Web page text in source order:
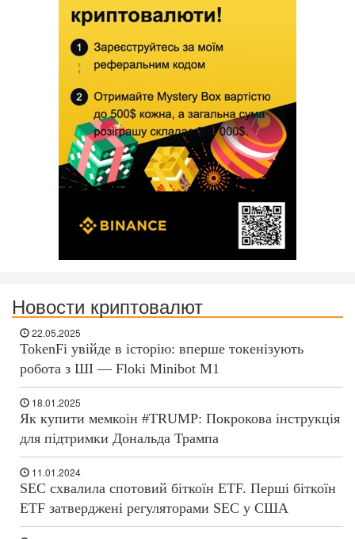
Новости криптовалют
22.05.2025
TokenFi увійде в історію: вперше токенізують
робота з ШІ — Floki Minibot M1
18.01.2025
Як купити мемкоін #TRUMP: Покрокова інструкція
для підтримки Дональда Трампа
11.01.2024
SEC схвалила спотовий біткоїн ETF. Перші біткоїн
ETF затверджені регуляторами SEC у США